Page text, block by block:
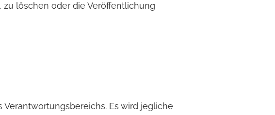
löschen oder die Veröffentlichung
Es wird jegliche